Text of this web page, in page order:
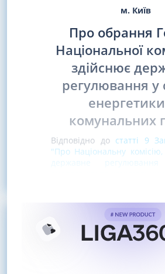
м. Київ
Про обрання
Національної
здійснює
регулювання у
комунальних
Відповідно до статті 9
"Про Національну
державне